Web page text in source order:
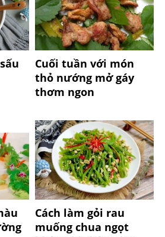
Cuối tuần với món
thỏ nướng mở gáy
thơm ngon
Cách làm gỏi rau
muống chua ngọt